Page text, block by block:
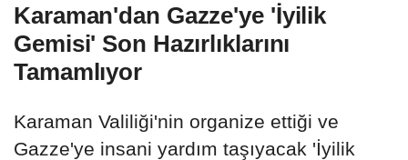
Karaman'dan Gazze'ye 'İyilik
Gemisi' Son Hazırlıklarını
Tamamlıyor
Karaman Valiliği'nin organize ettiği ve
Gazze'ye insani yardım taşıyacak 'İyilik